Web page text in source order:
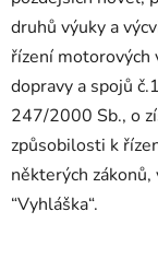
druhů výuky a
řízení
dopravy a spojů
247/2000 Sb., o
způsobilosti k
některých
“Vyhláška“.